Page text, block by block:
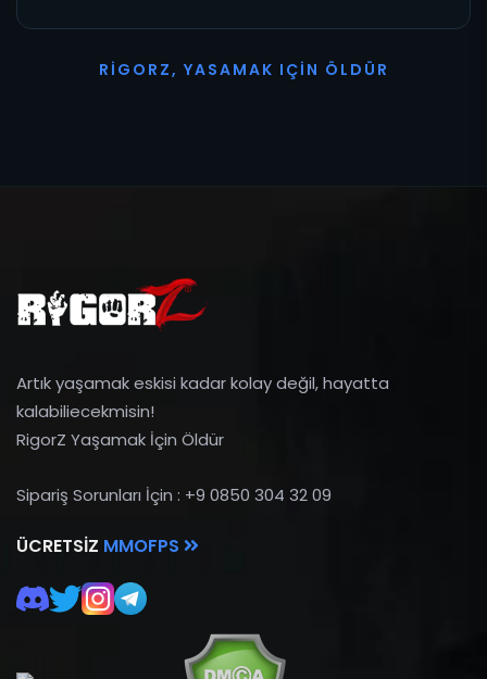
R I G O R Z, YASAMAK I ÇI N Ö L D Ü R
Artık yaşamak eskisi kadar kolay değil, hayatta
kalabiliecekmisin!
RigorZ Yaşamak İçin Öldür
Sipariş Sorunları İçin : +9 0850 304 32 09
ÜCRETSIZ MMOFPS